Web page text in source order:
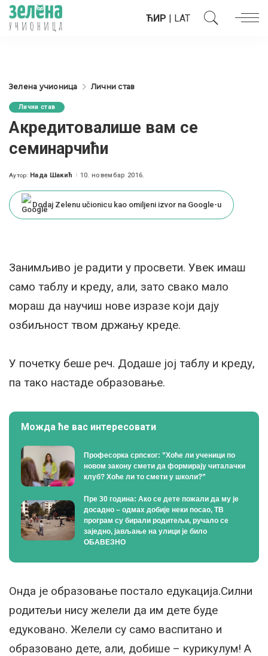
ЋИР | LAT
Зелена учионица Лични став
Лични став
Акредитовалише вам се
семинарчићи
Posted
Аутор: Нада Шакић 10. новембар 2016.
Dodaj Zelenu učionicu kao omiljeni izvor na Google-u
Занимљиво је радити у просвети. Увек имаш
само таблу и креду, али, зато свако мало
мораш да научиш нове изразе који дају
озбиљност твом држању креде.
У почетку беше реч. Додаше јој таблу и креду,
па тако настаде образовање.
Можда ће вас интересовати
Професорка српског: ”Хоће ли ученици по
новом закону смети да формирају читалачки
клуб? Хоће ли то смети у школи?”
Пре 30 година: Ако се дете пожали да му је
досадно – одмах добије неки посао, ТВ
програм су бирали родитељи, ручало се
заједно, јављање на улици је било
ОБАВЕЗНО
Онда је образовање постало едукација.Силни
родитељи нису желели да им дете буде
едуковано. Желели су само васпитано и
образовано дете, али, добише – курикулум! А